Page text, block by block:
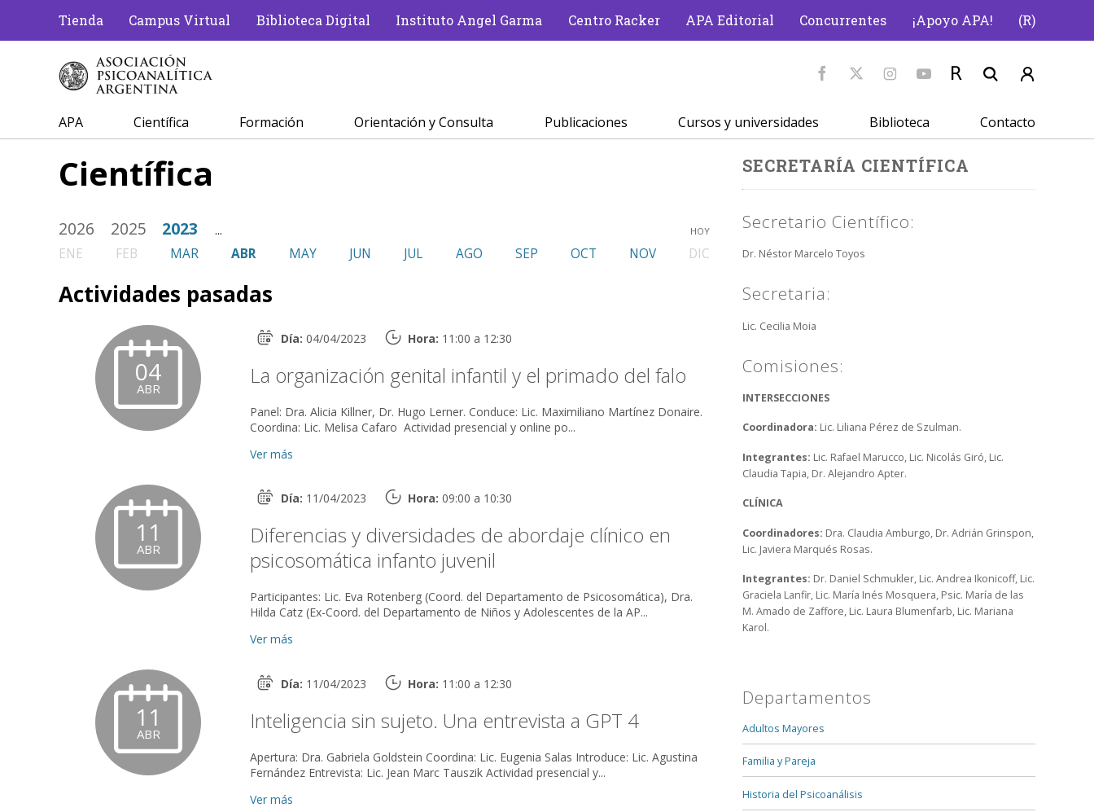
Tienda Campus Virtual Biblioteca Digital Instituto Angel Garma Centro Racker APA Editorial Concurrentes ¡Apoyo APA! (R)
APA Científica Formación Orientación y Consulta Publicaciones Cursos y universidades Biblioteca Contacto
Científica
2026 2025 2023 ... HOY
ENE FEB MAR ABR MAY JUN JUL AGO SEP OCT NOV DIC
Actividades pasadas
04
ABR
Día: 04/04/2023 Hora: 11:00 a 12:30
La organización genital infantil y el primado del falo
Panel: Dra. Alicia Killner, Dr. Hugo Lerner. Conduce: Lic. Maximiliano Martínez Donaire.
Coordina: Lic. Melisa Cafaro Actividad presencial y online po...
Ver más
11
ABR
Día: 11/04/2023 Hora: 09:00 a 10:30
Diferencias y diversidades de abordaje clínico en
psicosomática infanto juvenil
Participantes: Lic. Eva Rotenberg (Coord. del Departamento de Psicosomática), Dra.
Hilda Catz (Ex-Coord. del Departamento de Niños y Adolescentes de la AP...
Ver más
11
ABR
Día: 11/04/2023 Hora: 11:00 a 12:30
Inteligencia sin sujeto. Una entrevista a GPT 4
Apertura: Dra. Gabriela Goldstein Coordina: Lic. Eugenia Salas Introduce: Lic. Agustina
Fernández Entrevista: Lic. Jean Marc Tauszik Actividad presencial y...
Ver más
SECRETARÍA CIENTÍFICA
Secretario Científico:
Dr. Néstor Marcelo Toyos
Secretaria:
Lic. Cecilia Moia
Comisiones:
INTERSECCIONES
Coordinadora: Lic. Liliana Pérez de Szulman.
Integrantes: Lic. Rafael Marucco, Lic. Nicolás Giró, Lic.
Claudia Tapia, Dr. Alejandro Apter.
CLÍNICA
Coordinadores: Dra. Claudia Amburgo, Dr. Adrián Grinspon,
Lic. Javiera Marqués Rosas.
Integrantes: Dr. Daniel Schmukler, Lic. Andrea Ikonicoff, Lic.
Graciela Lanfir, Lic. María Inés Mosquera, Psic. María de las
M. Amado de Zaffore, Lic. Laura Blumenfarb, Lic. Mariana
Karol.
Departamentos
Adultos Mayores
Familia y Pareja
Historia del Psicoanálisis